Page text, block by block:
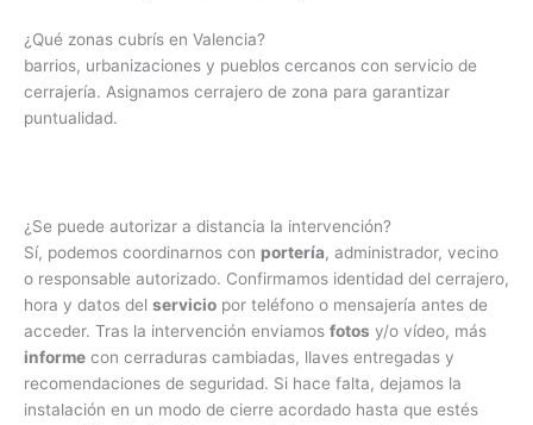
¿Qué zonas cubrís en Valencia?
barrios, urbanizaciones y pueblos cercanos con servicio de
cerrajería. Asignamos cerrajero de zona para garantizar
puntualidad.
¿Se puede autorizar a distancia la intervención?
Sí, podemos coordinarnos con portería, administrador, vecino
o responsable autorizado. Confirmamos identidad del cerrajero,
hora y datos del servicio por teléfono o mensajería antes de
acceder. Tras la intervención enviamos fotos y/o vídeo, más
informe con cerraduras cambiadas, llaves entregadas y
recomendaciones de seguridad. Si hace falta, dejamos la
instalación en un modo de cierre acordado hasta que estés